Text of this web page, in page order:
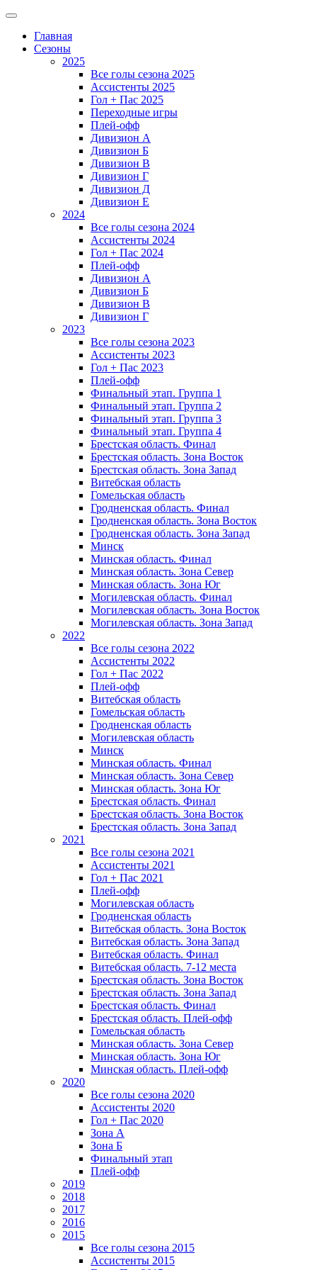
Главная
Сезоны
2025
Все голы сезона 2025
Ассистенты 2025
Гол + Пас 2025
Переходные игры
Плей-офф
Дивизион A
Дивизион Б
Дивизион В
Дивизион Г
Дивизион Д
Дивизион Е
2024
Все голы сезона 2024
Ассистенты 2024
Гол + Пас 2024
Плей-офф
Дивизион A
Дивизион Б
Дивизион В
Дивизион Г
2023
Все голы сезона 2023
Ассистенты 2023
Гол + Пас 2023
Плей-офф
Финальный этап. Группа 1
Финальный этап. Группа 2
Финальный этап. Группа 3
Финальный этап. Группа 4
Брестская область. Финал
Брестская область. Зона Восток
Брестская область. Зона Запад
Витебская область
Гомельская область
Гродненская область. Финал
Гродненская область. Зона Восток
Гродненская область. Зона Запад
Минск
Минская область. Финал
Минская область. Зона Север
Минская область. Зона Юг
Могилевская область. Финал
Могилевская область. Зона Восток
Могилевская область. Зона Запад
2022
Все голы сезона 2022
Ассистенты 2022
Гол + Пас 2022
Плей-офф
Витебская область
Гомельская область
Гродненская область
Могилевская область
Минск
Mинская область. Финал
Минская область. Зона Север
Минская область. Зона Юг
Брестская область. Финал
Брестская область. Зона Восток
Брестская область. Зона Запад
2021
Все голы сезона 2021
Ассистенты 2021
Гол + Пас 2021
Плей-офф
Могилевская область
Гродненская область
Витебская область. Зона Восток
Витебская область. Зона Запад
Витебская область. Финал
Витебская область. 7-12 места
Брестская область. Зона Восток
Брестская область. Зона Запад
Брестская область. Финал
Брестская область. Плей-офф
Гомельская область
Минская область. Зона Север
Минская область. Зона Юг
Минская область. Плей-офф
2020
Все голы сезона 2020
Ассистенты 2020
Гол + Пас 2020
Зона А
Зона Б
Финальный этап
Плей-офф
2019
2018
2017
2016
2015
Все голы сезона 2015
Ассистенты 2015